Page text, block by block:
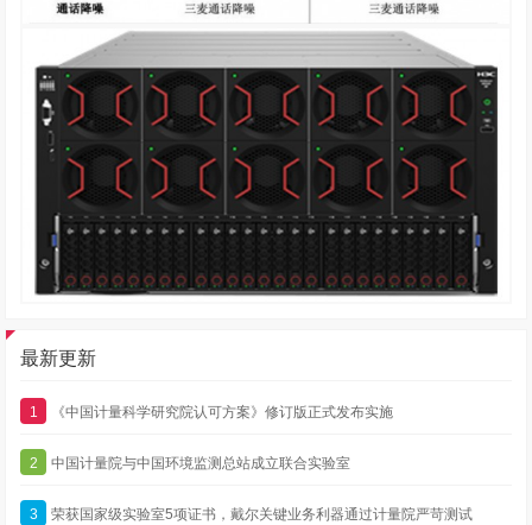
最新更新
1 《中国计量科学研究院认可方案》修订版正式发布实施
2 中国计量院与中国环境监测总站成立联合实验室
3 荣获国家级实验室5项证书，戴尔关键业务利器通过计量院严苛测试